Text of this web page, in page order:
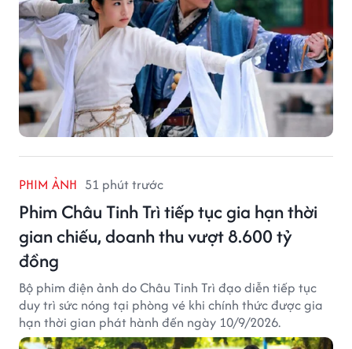
PHIM ẢNH 51 phút trước
Phim Châu Tinh Trì tiếp tục gia hạn thời
gian chiếu, doanh thu vượt 8.600 tỷ
đồng
Bộ phim điện ảnh do Châu Tinh Trì đạo diễn tiếp tục
duy trì sức nóng tại phòng vé khi chính thức được gia
hạn thời gian phát hành đến ngày 10/9/2026.